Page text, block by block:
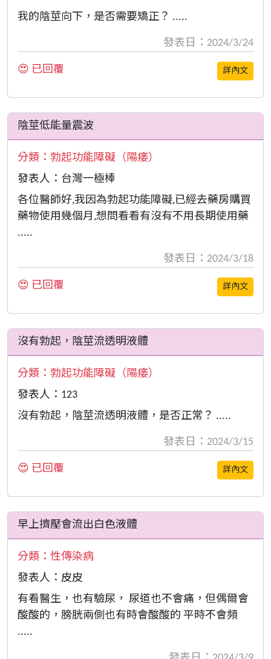
我的陰莖向下，是否需要矯正？ .....
發表日：2024/3/24
😍 已回覆 詳內文
陰莖低能量震波
分類： 勃起功能障礙（陽痿）
發表人：台灣一極棒
各位醫師好,我因為勃起功能障礙,已經去藥房購買
藥物使用幾個月,想問看看有沒有不用長期使用藥
.....
發表日：2024/3/18
😍 已回覆 詳內文
沒有勃起，陰莖流透明液體
分類： 勃起功能障礙（陽痿）
發表人：123
沒有勃起，陰莖流透明液體，是否正常？ .....
發表日：2024/3/15
😍 已回覆 詳內文
早上擠壓會流出白色液體
分類： 性傳染病
發表人：皮皮
有看醫生，也有驗尿， 尿道也不會痛，但偶爾會
酸酸的，膀胱兩側也有時會酸酸的 平時不會頻
.....